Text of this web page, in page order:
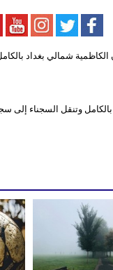
وتنقل السجناء إلى